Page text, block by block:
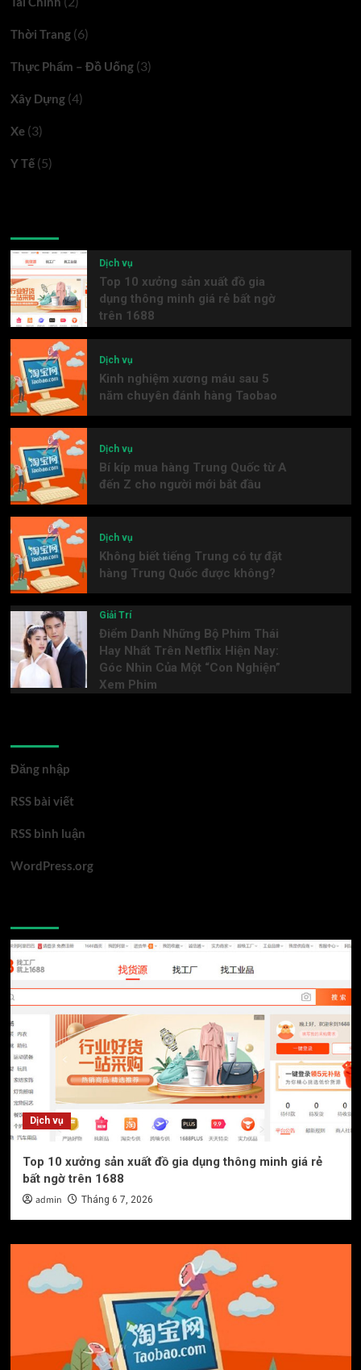
Thời Trang(6)
Thực Phẩm – Đồ Uống(3)
Xây Dựng(4)
Xe(3)
Y Tế(5)
Dịch vụ
Top 10 xưởng sản xuất đồ gia
dụng thông minh giá rẻ bất ngờ
trên 1688
Dịch vụ
Kinh nghiệm xương máu sau 5
năm chuyên đánh hàng Taobao
Dịch vụ
Bí kíp mua hàng Trung Quốc từ A
đến Z cho người mới bắt đầu
Dịch vụ
Không biết tiếng Trung có tự đặt
hàng Trung Quốc được không?
Giải Trí
Điểm Danh Những Bộ Phim Thái
Hay Nhất Trên Netflix Hiện Nay:
Góc Nhìn Của Một “Con Nghiện”
Xem Phim
Đăng nhập
RSS bài viết
RSS bình luận
WordPress.org
Dịch vụ
Top 10 xưởng sản xuất đồ gia dụng thông minh giá rẻ
bất ngờ trên 1688
admin Tháng 6 7, 2026